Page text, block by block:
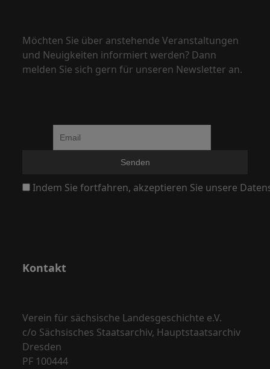
Möchten Sie über anstehende Veranstaltungen
und Neuigkeiten informiert werden? Dann
melden Sie sich gern für unseren Newsletter an.
Indem Sie fortfahren, akzeptieren Sie unsere
Kontakt
Verein für sächsische Landesgeschichte e.V.
c/o Sächsisches Staatsarchiv, Hauptstaatsarchiv
Dresden
PF 100444